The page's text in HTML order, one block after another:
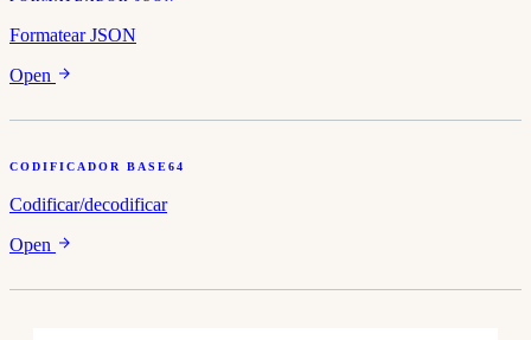
Formatear JSON
Open
CODIFICADOR BASE64
Codificar/decodificar
Open